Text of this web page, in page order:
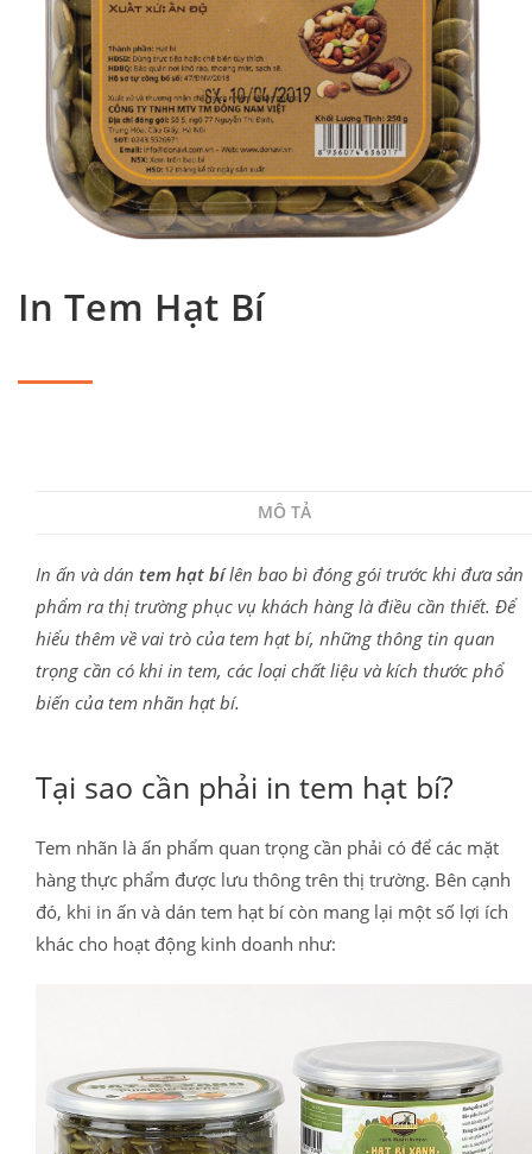
In Tem Hạt Bí
MÔ TẢ
In ấn và dán tem hạt bílên bao bì đóng gói trước khi đưa sản
phẩm ra thị trường phục vụ khách hàng là điều cần thiết. Để
hiểu thêm về vai trò của tem hạt bí, những thông tin quan
trọng cần có khi in tem, các loại chất liệu và kích thước phổ
biến của tem nhãn hạt bí.
Tại sao cần phải in tem hạt bí?
Tem nhãn là ấn phẩm quan trọng cần phải có để các mặt
hàng thực phẩm được lưu thông trên thị trường. Bên cạnh
đó, khi in ấn và dán tem hạt bí còn mang lại một số lợi ích
khác cho hoạt động kinh doanh như: